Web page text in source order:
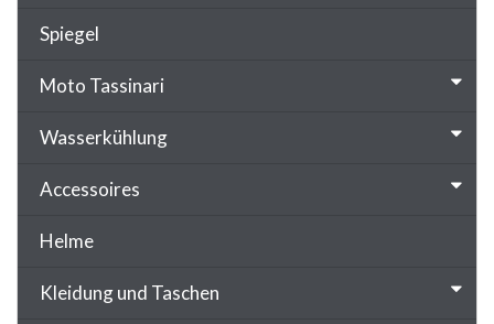
Spiegel
Moto Tassinari
Wasserkühlung
Accessoires
Helme
Kleidung und Taschen